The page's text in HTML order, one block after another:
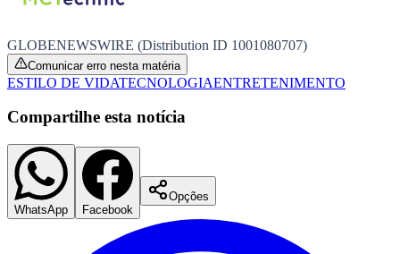
GLOBENEWSWIRE (Distribution ID 1001080707)
Comunicar erro nesta matéria